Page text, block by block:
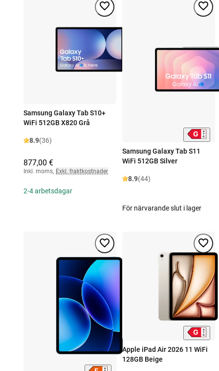
Samsung Galaxy Tab S10+
WiFi 512GB X820 Grå
8.9(36)
877,00 €
Inkl. moms, Exkl. fraktkostnader
2-4 arbetsdagar
Samsung Galaxy Tab S11
WiFi 512GB Silver
8.9(44)
För närvarande slut i lager
Apple iPad Air 2026 11 WiFi
128GB Beige